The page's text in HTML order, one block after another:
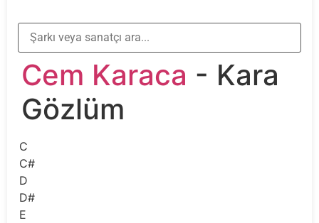
Cem Karaca - Kara
Gözlüm
C
C#
D
D#
E